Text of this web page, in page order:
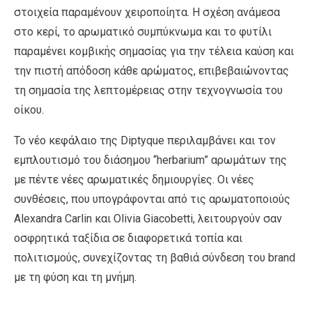
στοιχεία παραμένουν χειροποίητα. Η σχέση ανάμεσα
στο κερί, το αρωματικό συμπύκνωμα και το φυτίλι
παραμένει κομβικής σημασίας για την τέλεια καύση και
την πιστή απόδοση κάθε αρώματος, επιβεβαιώνοντας
τη σημασία της λεπτομέρειας στην τεχνογνωσία του
οίκου.
Το νέο κεφάλαιο της Diptyque περιλαμβάνει και τον
εμπλουτισμό του διάσημου “herbarium” αρωμάτων της
με πέντε νέες αρωματικές δημιουργίες. Οι νέες
συνθέσεις, που υπογράφονται από τις αρωματοποιούς
Alexandra Carlin και Olivia Giacobetti, λειτουργούν σαν
οσφρητικά ταξίδια σε διαφορετικά τοπία και
πολιτισμούς, συνεχίζοντας τη βαθιά σύνδεση του brand
με τη φύση και τη μνήμη.